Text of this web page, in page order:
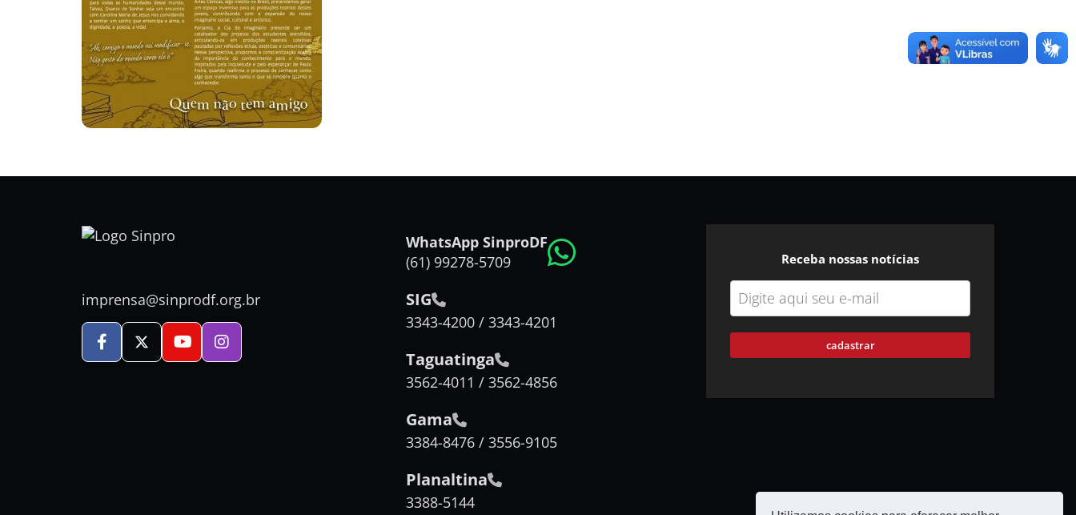
imprensa@sinprodf.org.br
WhatsApp SinproDF
(61) 99278-5709
SIG
3343-4200 / 3343-4201
Taguatinga
3562-4011 / 3562-4856
Gama
3384-8476 / 3556-9105
Planaltina
3388-5144
Receba nossas notícias
cadastrar